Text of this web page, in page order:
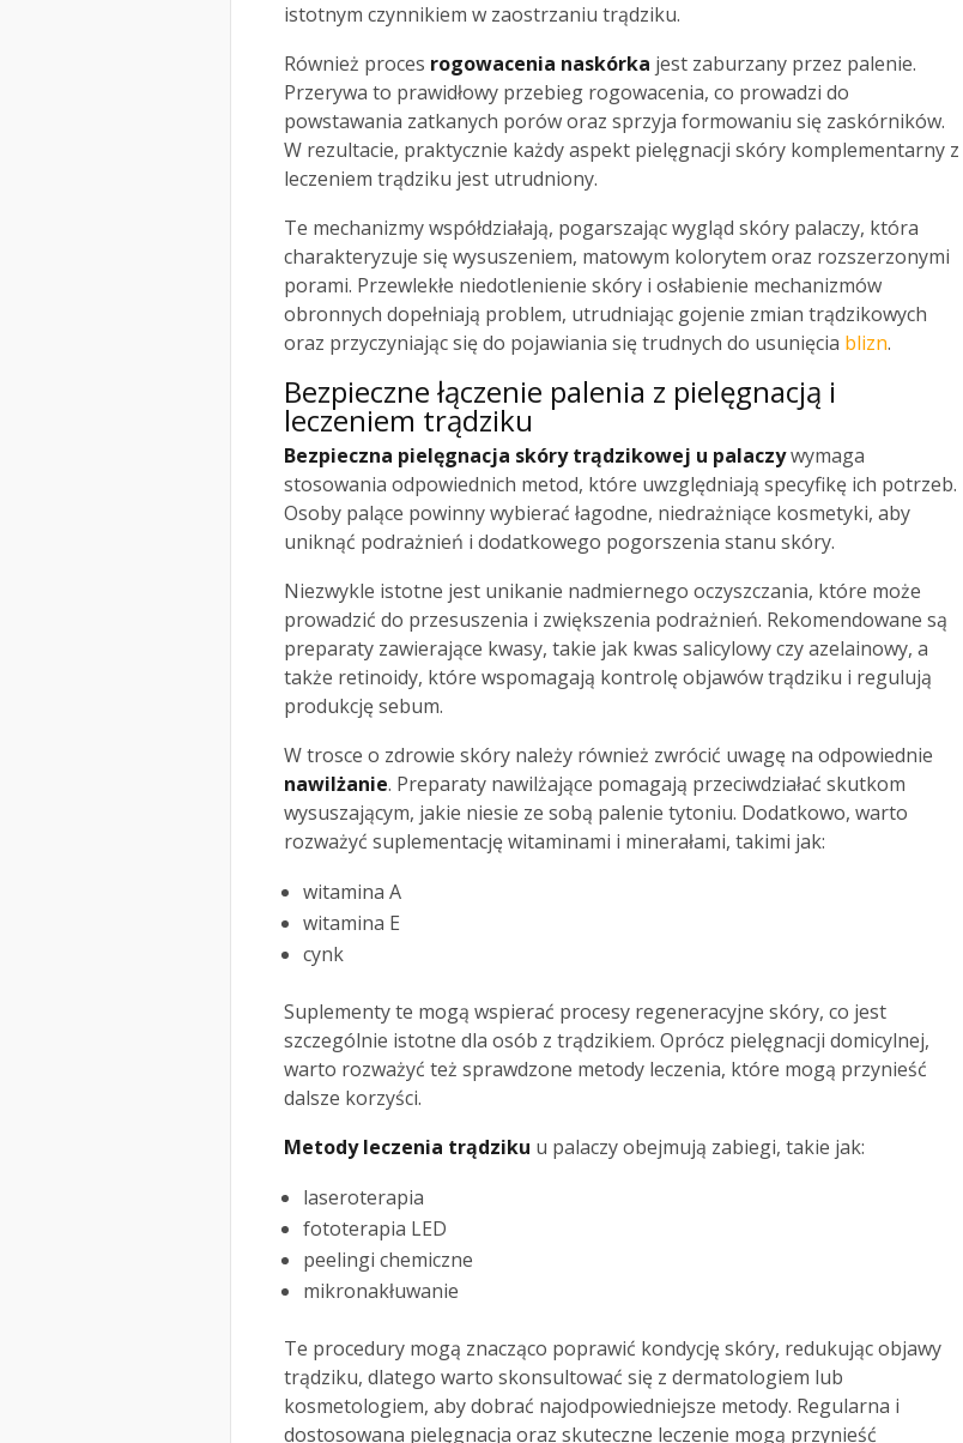
istotnym czynnikiem w zaostrzaniu trądziku.
Również proces rogowacenia naskórka jest zaburzany przez palenie.
Przerywa to prawidłowy przebieg rogowacenia, co prowadzi do
powstawania zatkanych porów oraz sprzyja formowaniu się zaskórników.
W rezultacie, praktycznie każdy aspekt pielęgnacji skóry komplementarny z
leczeniem trądziku jest utrudniony.
Te mechanizmy współdziałają, pogarszając wygląd skóry palaczy, która
charakteryzuje się wysuszeniem, matowym kolorytem oraz rozszerzonymi
porami. Przewlekłe niedotlenienie skóry i osłabienie mechanizmów
obronnych dopełniają problem, utrudniając gojenie zmian trądzikowych
oraz przyczyniając się do pojawiania się trudnych do usunięcia blizn.
Bezpieczne łączenie palenia z pielęgnacją i
leczeniem trądziku
Bezpieczna pielęgnacja skóry trądzikowej u palaczywymaga
stosowania odpowiednich metod, które uwzględniają specyfikę ich potrzeb.
Osoby palące powinny wybierać łagodne, niedrażniące kosmetyki, aby
uniknąć podrażnień i dodatkowego pogorszenia stanu skóry.
Niezwykle istotne jest unikanie nadmiernego oczyszczania, które może
prowadzić do przesuszenia i zwiększenia podrażnień. Rekomendowane są
preparaty zawierające kwasy, takie jak kwas salicylowy czy azelainowy, a
także retinoidy, które wspomagają kontrolę objawów trądziku i regulują
produkcję sebum.
W trosce o zdrowie skóry należy również zwrócić uwagę na odpowiednie
nawilżanie. Preparaty nawilżające pomagają przeciwdziałać skutkom
wysuszającym, jakie niesie ze sobą palenie tytoniu. Dodatkowo, warto
rozważyć suplementację witaminami i minerałami, takimi jak:
witamina A
witamina E
cynk
Suplementy te mogą wspierać procesy regeneracyjne skóry, co jest
szczególnie istotne dla osób z trądzikiem. Oprócz pielęgnacji domicylnej,
warto rozważyć też sprawdzone metody leczenia, które mogą przynieść
dalsze korzyści.
Metody leczenia trądziku u palaczy obejmują zabiegi, takie jak:
laseroterapia
fototerapia LED
peelingi chemiczne
mikronakłuwanie
Te procedury mogą znacząco poprawić kondycję skóry, redukując objawy
trądziku, dlatego warto skonsultować się z dermatologiem lub
kosmetologiem, aby dobrać najodpowiedniejsze metody. Regularna i
dostosowana pielęgnacja oraz skuteczne leczenie mogą przynieść